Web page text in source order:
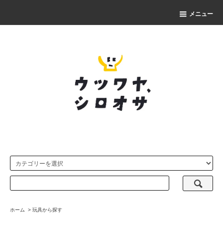
メニュー
ホーム > 玩具から探す